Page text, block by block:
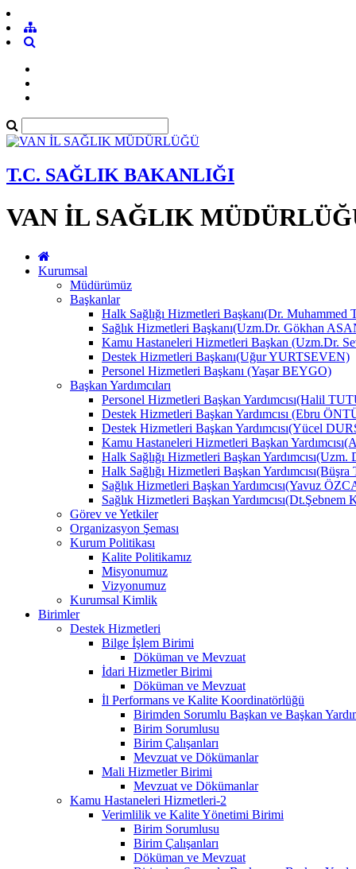
T.C. SAĞLIK BAKANLIĞI
VAN İL SAĞLIK
Kurumsal
Müdürümüz
Başkanlar
Halk Sağlığı Hizmetleri Başkanı(Dr.
Sağlık Hizmetleri Başkanı(Uzm.Dr. Gökhan
Kamu Hastaneleri Hizmetleri Başkan (Uzm.Dr.
Destek Hizmetleri Başkanı(Uğur YURTSEVEN)
Personel Hizmetleri Başkanı (Yaşar BEYGO)
Başkan Yardımcıları
Personel Hizmetleri Başkan Yardımcısı(Halil
Destek Hizmetleri Başkan Yardımcısı (Ebru
Destek Hizmetleri Başkan Yardımcısı(Yücel
Kamu Hastaneleri Hizmetleri Başkan
Halk Sağlığı Hizmetleri Başkan
Halk Sağlığı Hizmetleri Başkan
Sağlık Hizmetleri Başkan Yardımcısı(Yavuz
Sağlık Hizmetleri Başkan
Görev ve Yetkiler
Organizasyon Şeması
Kurum Politikası
Kalite Politikamız
Misyonumuz
Vizyonumuz
Kurumsal Kimlik
Birimler
Destek Hizmetleri
Bilge İşlem Birimi
Döküman ve Mevzuat
İdari Hizmetler Birimi
Döküman ve Mevzuat
İl Performans ve Kalite Koordinatörlüğü
Birimden Sorumlu Başkan ve Başkan
Birim Sorumlusu
Birim Çalışanları
Mevzuat ve Dökümanlar
Mali Hizmetler Birimi
Mevzuat ve Dökümanlar
Kamu Hastaneleri Hizmetleri-2
Verimlilik ve Kalite Yönetimi Birimi
Birim Sorumlusu
Birim Çalışanları
Döküman ve Mevzuat